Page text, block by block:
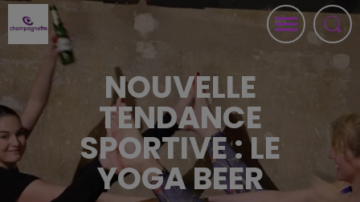
NOUVELLE
TENDANCE
SPORTIVE : LE
YOGA BEER